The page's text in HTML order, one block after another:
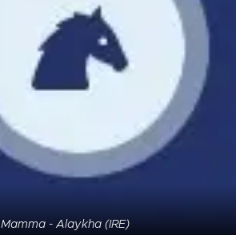
Mamma - Alaykha (IRE)